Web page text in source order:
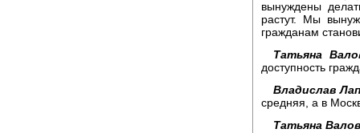
вынуждены
растут. Мы
гражданам
Татьяна
доступность
Владислав
средняя, а в
Татьяна